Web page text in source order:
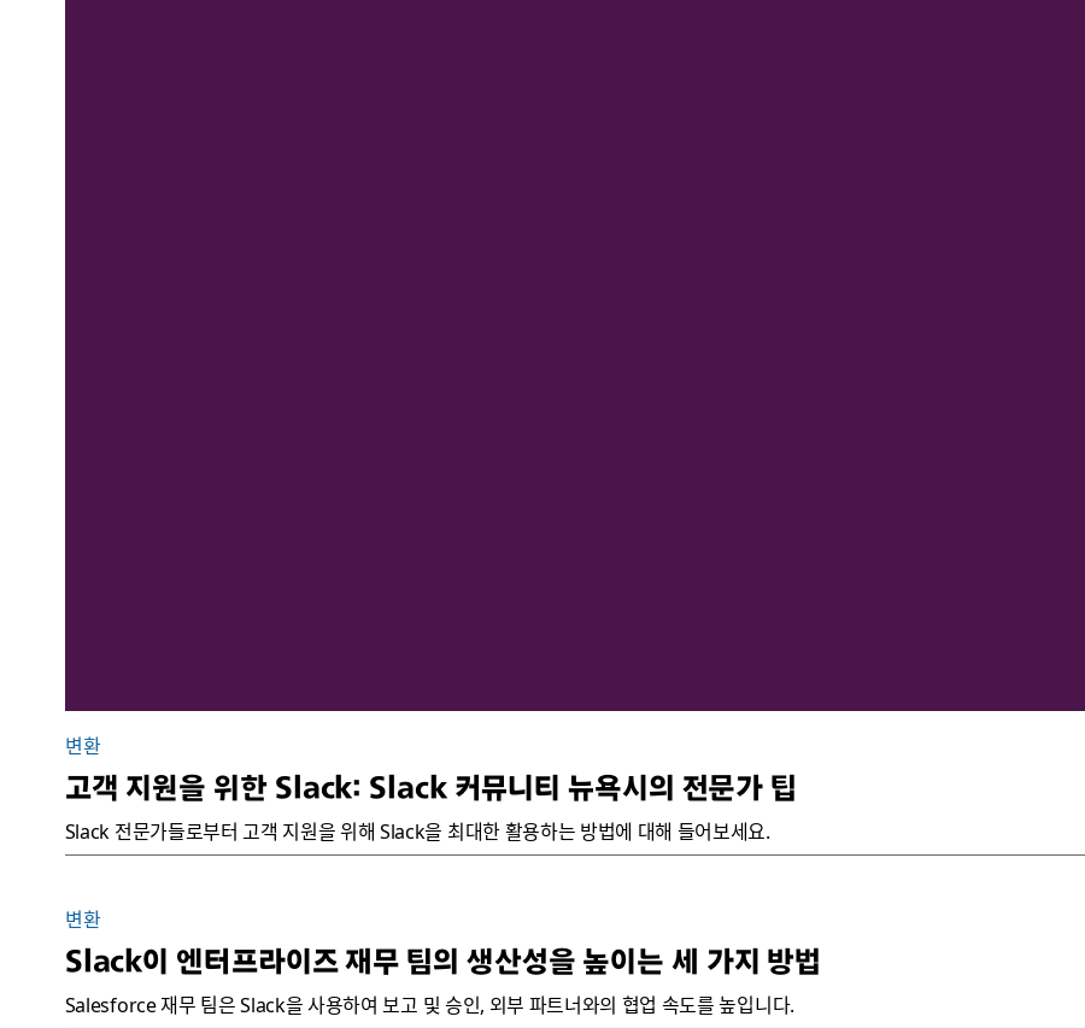
변환
고객 지원을 위한 Slack: Slack 커뮤니티 뉴욕시의 전문가 팁
Slack 전문가들로부터 고객 지원을 위해 Slack을 최대한 활용하는 방법에 대해 들어보세요.
변환
Slack이 엔터프라이즈 재무 팀의 생산성을 높이는 세 가지 방법
Salesforce 재무 팀은 Slack을 사용하여 보고 및 승인, 외부 파트너와의 협업 속도를 높입니다.